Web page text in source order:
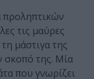
προληπτικών
τις μαύρες
μάστιγα της
σκοπό της. Μία
που γνωρίζει